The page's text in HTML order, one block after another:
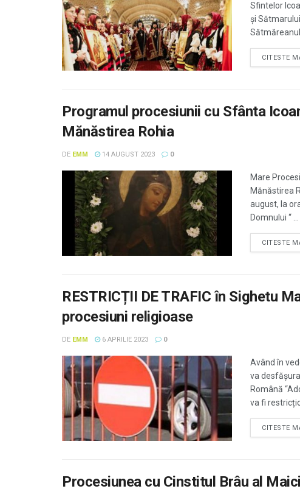
Sfintelor
și
Sătmăreanul
CITESTE
Programul procesiunii cu Sfânta
Mănăstirea Rohia
DE EMM 14 AUGUST 2023 0
Mare
Mănăstirea
august, la
Domnului “ ...
CITESTE
RESTRICȚII DE TRAFIC în Sighetu
procesiuni religioase
DE EMM 6 APRILIE 2023 0
Având în
va
Română
va fi
CITESTE
Procesiunea cu Cinstitul Brâu al